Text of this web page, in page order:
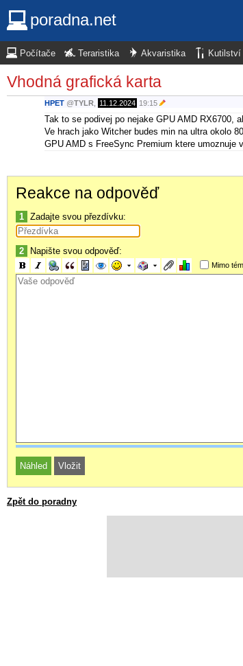
poradna.net
Počítače Teraristika Akvaristika Kutilství
Vhodná grafická karta
HPET @TYLR 11.12.2024 19:15
Tak to se podivej po nejake GPU AMD RX6700,
Ve hrach jako Witcher budes min na ultra okolo
GPU AMD s FreeSync Premium ktere umoznuje
Reakce na odpověď
1 Zadajte svou přezdívku:
2 Napište svou odpověď:
Mimo
Zpět do poradny